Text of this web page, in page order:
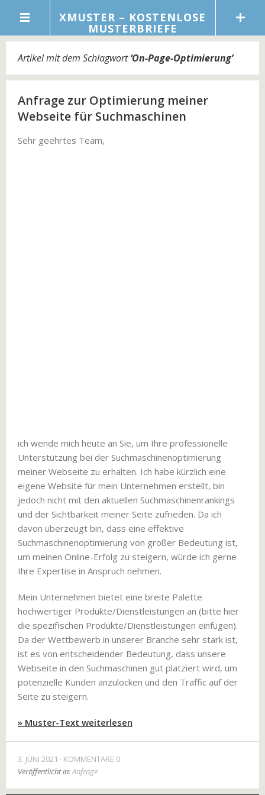
XMUSTER – KOSTENLOSE
MUSTERBRIEFE
Artikel mit dem Schlagwort‘On-Page-Optimierung’
Anfrage zur Optimierung meiner
Webseite für Suchmaschinen
Sehr geehrtes Team,
ich wende mich heute an Sie, um Ihre professionelle
Unterstützung bei der Suchmaschinenoptimierung
meiner Webseite zu erhalten. Ich habe kürzlich eine
eigene Website für mein Unternehmen erstellt, bin
jedoch nicht mit den aktuellen Suchmaschinenrankings
und der Sichtbarkeit meiner Seite zufrieden. Da ich
davon überzeugt bin, dass eine effektive
Suchmaschinenoptimierung von großer Bedeutung ist,
um meinen Online-Erfolg zu steigern, würde ich gerne
Ihre Expertise in Anspruch nehmen.
Mein Unternehmen bietet eine breite Palette
hochwertiger Produkte/Dienstleistungen an (bitte hier
die spezifischen Produkte/Dienstleistungen einfügen).
Da der Wettbewerb in unserer Branche sehr stark ist,
ist es von entscheidender Bedeutung, dass unsere
Webseite in den Suchmaschinen gut platziert wird, um
potenzielle Kunden anzulocken und den Traffic auf der
Seite zu steigern.
» Muster-Text weiterlesen
3. JUNI 2021
KOMMENTARE 0
Veröffentlicht in:Anfrage